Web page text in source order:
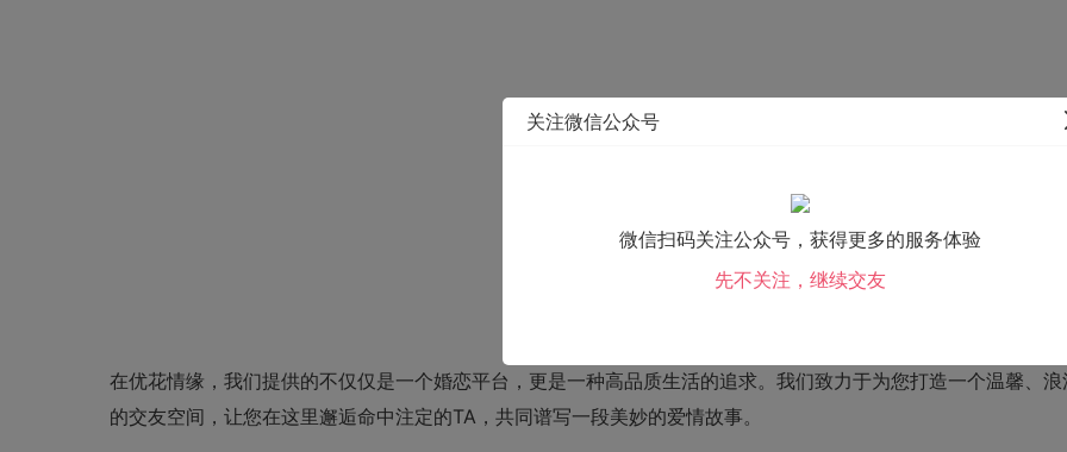
在优花情缘 ，我们提供的不仅仅是一个婚恋平台，更是一种高品质生活的追求。我们致力于为您打造一个温馨、浪
的交友空间，让您在这里邂逅命中注定的TA，共同谱写一段美妙的爱情故事。
关注微信公众号
微信扫码关注公众号，获得更多的服务体验
先不关注，继续交友